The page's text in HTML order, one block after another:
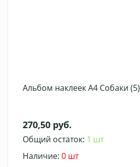
Альбом наклеек А4 Собаки (5)
270,50 руб.
Общий остаток: 1 шт
Наличие: 0 шт